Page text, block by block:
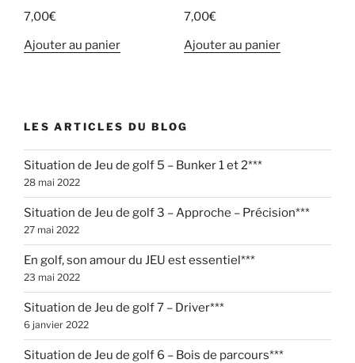
7,00€
Ajouter au panier
7,00€
Ajouter au panier
LES ARTICLES DU BLOG
Situation de Jeu de golf 5 – Bunker 1 et 2***
28 mai 2022
Situation de Jeu de golf 3 – Approche – Précision***
27 mai 2022
En golf, son amour du JEU est essentiel***
23 mai 2022
Situation de Jeu de golf 7 – Driver***
6 janvier 2022
Situation de Jeu de golf 6 – Bois de parcours***